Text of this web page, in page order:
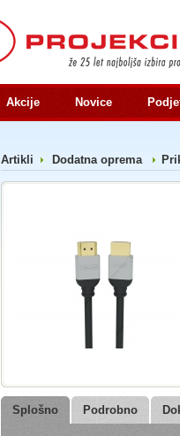
Akcije Novice
Artikli Dodatna oprema
Splošno Podrobno